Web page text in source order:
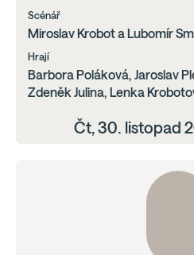
Scénář
Miroslav Krobot a Lubomír
Hrají
Barbora Poláková, Jaroslav
Zdeněk Julina, Lenka
Čt, 30. listopad